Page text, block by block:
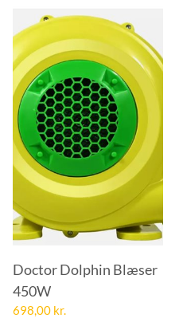
Doctor Dolphin Blæser
450W
698,00 kr.